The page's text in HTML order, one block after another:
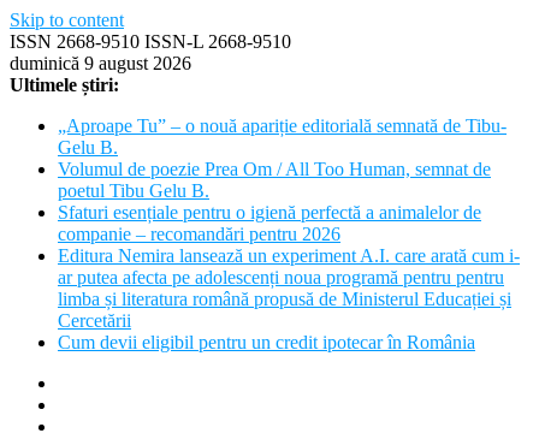
Skip to content
ISSN 2668-9510 ISSN-L 2668-9510
duminică 9 august 2026
Ultimele știri:
„Aproape Tu” – o nouă apariție editorială semnată de Tibu-
Gelu B.
Volumul de poezie Prea Om / All Too Human, semnat de
poetul Tibu Gelu B.
Sfaturi esențiale pentru o igienă perfectă a animalelor de
companie – recomandări pentru 2026
Editura Nemira lansează un experiment A.I. care arată cum i-
ar putea afecta pe adolescenți noua programă pentru pentru
limba și literatura română propusă de Ministerul Educației și
Cercetării
Cum devii eligibil pentru un credit ipotecar în România